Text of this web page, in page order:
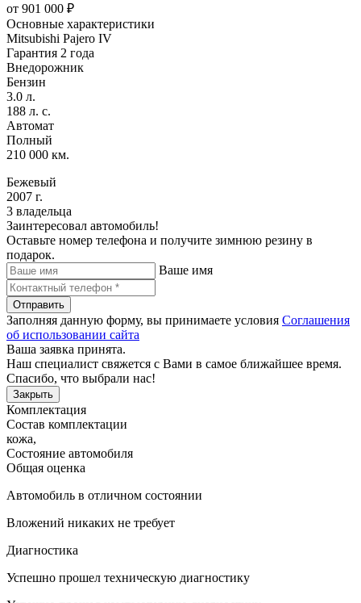
от 901 000 ₽
Основные характеристики
Mitsubishi Pajero IV
Гарантия 2 года
Внедорожник
Бензин
3.0 л.
188 л. с.
Автомат
Полный
210 000 км.
Бежевый
2007 г.
3 владельца
Заинтересовал автомобиль!
Оставьте номер телефона и получите зимнюю резину в
подарок.
Ваше имя
Отправить
Заполняя данную форму, вы принимаете условия Соглашения
об использовании сайта
Ваша заявка принята.
Наш специалист свяжется с Вами в самое ближайшее время.
Спасибо, что выбрали нас!
Закрыть
Комплектация
Состав комплектации
кожа,
Состояние автомобиля
Общая оценка
Автомобиль в отличном состоянии
Вложений никаких не требует
Диагностика
Успешно прошел техническую диагностику